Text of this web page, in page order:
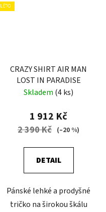
LÉTO
CRAZY SHIRT AIR MAN
LOST IN PARADISE
Skladem (4 ks)
1 912 Kč
2 390 Kč (–20 %)
DETAIL
Pánské lehké a prodyšné
tričko na širokou škálu